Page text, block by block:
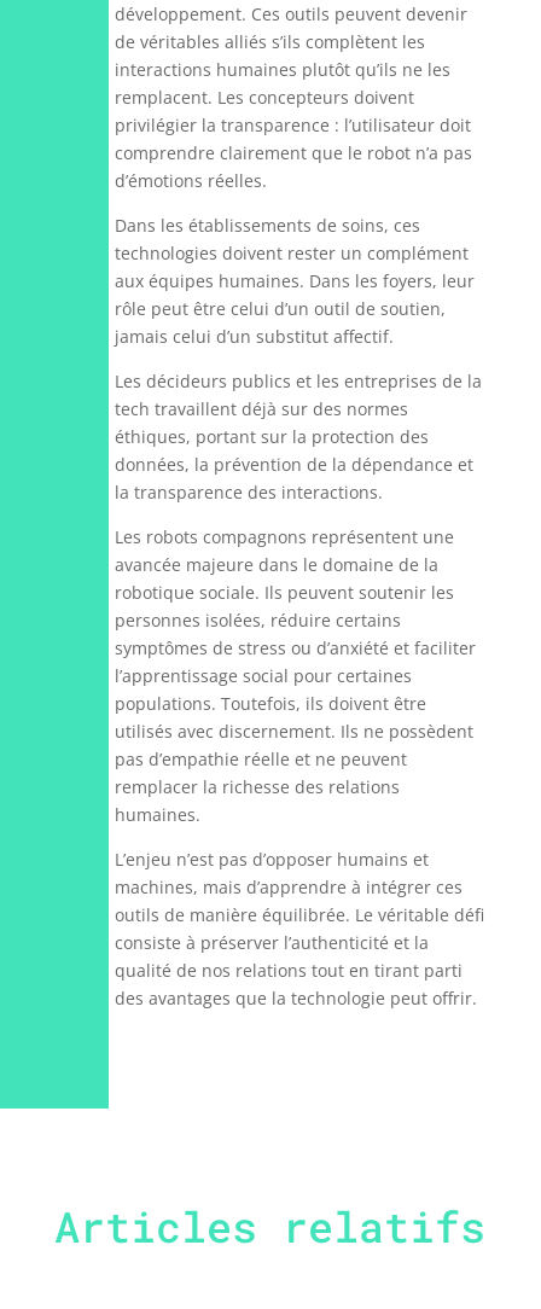
développement. Ces outils peuvent devenir
de véritables alliés s’ils complètent les
interactions humaines plutôt qu’ils ne les
remplacent. Les concepteurs doivent
privilégier la transparence : l’utilisateur doit
comprendre clairement que le robot n’a pas
d’émotions réelles.
Dans les établissements de soins, ces
technologies doivent rester un complément
aux équipes humaines. Dans les foyers, leur
rôle peut être celui d’un outil de soutien,
jamais celui d’un substitut affectif.
Les décideurs publics et les entreprises de la
tech travaillent déjà sur des normes
éthiques, portant sur la protection des
données, la prévention de la dépendance et
la transparence des interactions.
Les robots compagnons représentent une
avancée majeure dans le domaine de la
robotique sociale. Ils peuvent soutenir les
personnes isolées, réduire certains
symptômes de stress ou d’anxiété et faciliter
l’apprentissage social pour certaines
populations. Toutefois, ils doivent être
utilisés avec discernement. Ils ne possèdent
pas d’empathie réelle et ne peuvent
remplacer la richesse des relations
humaines.
L’enjeu n’est pas d’opposer humains et
machines, mais d’apprendre à intégrer ces
outils de manière équilibrée. Le véritable défi
consiste à préserver l’authenticité et la
qualité de nos relations tout en tirant parti
des avantages que la technologie peut offrir.
Articles relatifs